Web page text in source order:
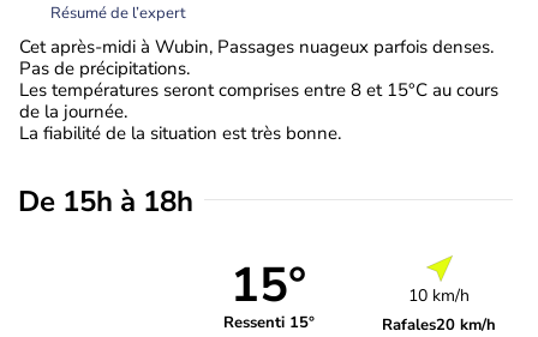
Résumé de l’expert
Cet après-midi à Wubin, Passages nuageux parfois denses.
Pas de précipitations.
Les températures seront comprises entre 8 et 15°C au cours
de la journée.
La fiabilité de la situation est très bonne.
De 15h à 18h
15°
Ressenti 15°
10 km/h
Rafales20 km/h